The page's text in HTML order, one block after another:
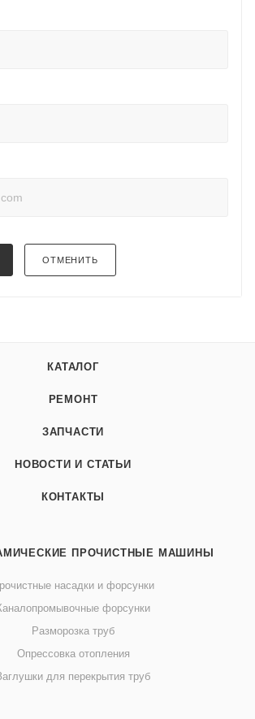
ОТМЕНИТЬ
КАТАЛОГ
РЕМОНТ
ЗАПЧАСТИ
НОВОСТИ И СТАТЬИ
КОНТАКТЫ
ПРОЧИСТНЫЕ МАШИНЫ
насадки и форсунки
форсунки
Разморозка труб
Опрессовка отопления
для перекрытия труб